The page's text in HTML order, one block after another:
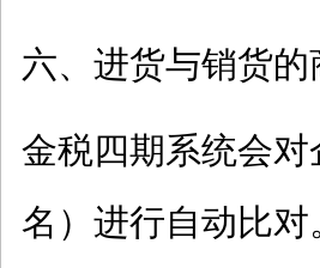
六、进货与销货
金税四期系统会
名）进行自动比